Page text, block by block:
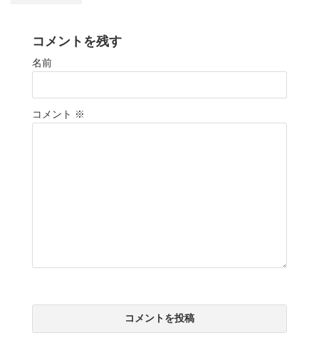
コメントを残す
名前
コメント ※